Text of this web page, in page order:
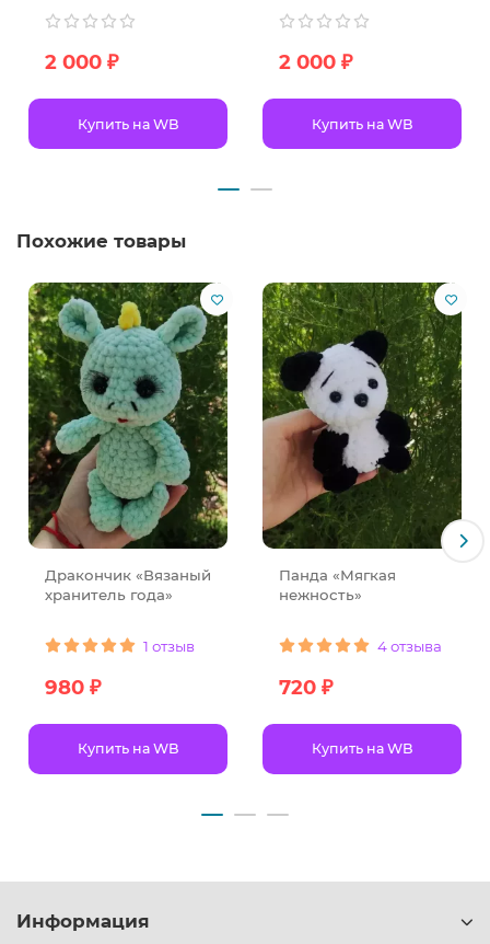
2 000 ₽
Купить на WB
2 000 ₽
Купить на WB
Похожие товары
Дракончик «Вязаный
хранитель года»
1 отзыв
980 ₽
Купить на WB
Панда «Мягкая
нежность»
4 отзыва
720 ₽
Купить на WB
Информация